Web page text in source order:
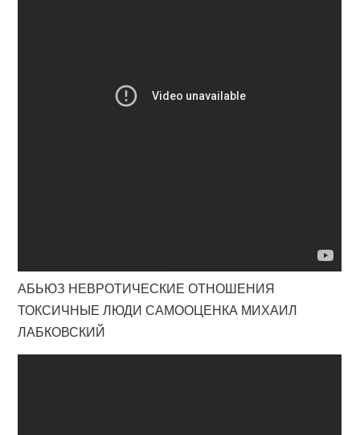
АБЬЮЗ НЕВРОТИЧЕСКИЕ ОТНОШЕНИЯ
ТОКСИЧНЫЕ ЛЮДИ САМООЦЕНКА МИХАИЛ
ЛАБКОВСКИЙ